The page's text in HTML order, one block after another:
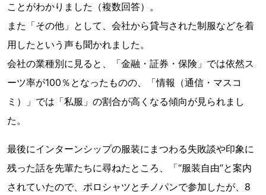
ことがわかりました（複数回答）。
また「その他」として、会社から貸与された制服などを着
用したという声も聞かれました。
会社の業種別に見ると、「金融・証券・保険」では依然ス
ーツ率が100％となったものの、「情報（通信・マスコ
ミ）」では「私服」の割合が高くなる傾向が見られまし
た。
最後にインターンシップの服装にまつわる失敗談や印象に
残った話を先輩たちに尋ねたところ、「“服装自由”と案内
されていたので、ポロシャツとチノパンで参加したが、8